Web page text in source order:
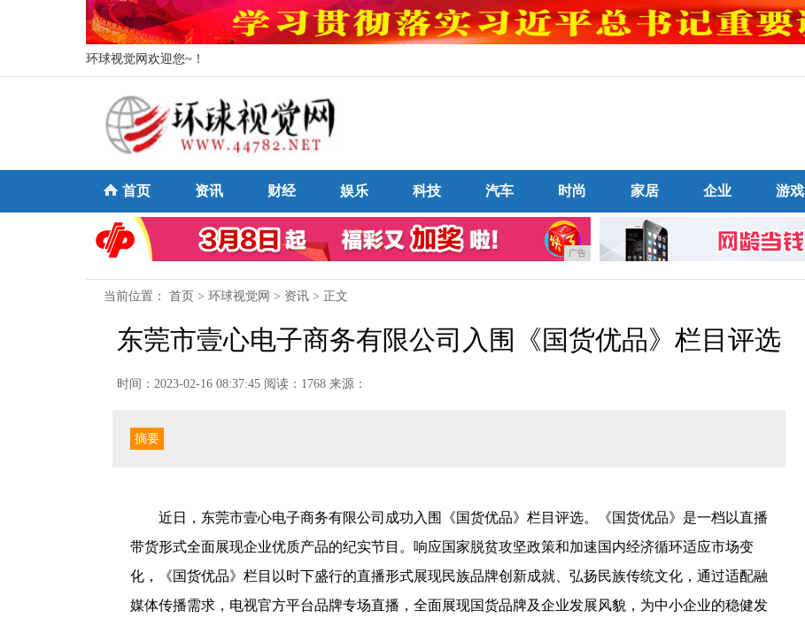
环球视觉网欢迎您~！
首页 资讯 财经 娱乐 科技 汽车 时尚 家居 企业 游戏
广告
当前位置： 首页 > 环球视觉网 > 资讯 > 正文
东莞市壹心电子商务有限公司入围《国货优品》栏目评选
时间：2023-02-16 08:37:45 阅读：1768 来源：
摘要
近日，东莞市壹心电子商务有限公司成功入围《国货优品》栏目评选。《国货优品》是一档以直播
带货形式全面展现企业优质产品的纪实节目。响应国家脱贫攻坚政策和加速国内经济循环适应市场变
化，《国货优品》栏目以时下盛行的直播形式展现民族品牌创新成就、弘扬民族传统文化，通过适配融
媒体传播需求，电视官方平台品牌专场直播，全面展现国货品牌及企业发展风貌，为中小企业的稳健发